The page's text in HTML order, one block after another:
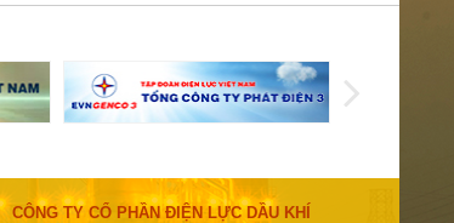
CÔNG TY CỔ PHẦN ĐIỆN LỰC DẦU KHÍ